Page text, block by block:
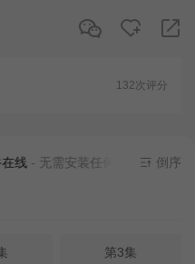
132次评分
线- 无需安装任何插件 倒序
第3集